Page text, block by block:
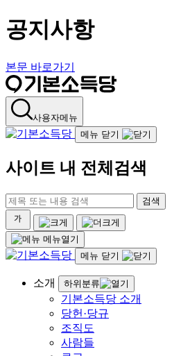
공지사항
본문 바로가기
사용자메뉴
메뉴 닫기
사이트 내 전체검색
검색
메뉴열기
메뉴 닫기
소개 하위분류
기본소득당 소개
당헌·당규
조직도
사람들